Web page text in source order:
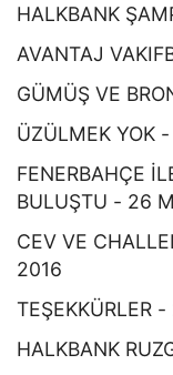
HALKBANK
AVANTAJ
GÜMÜŞ VE
ÜZÜLMEK YOK
FENERBAHÇE
BULUŞTU - 26
CEV VE
2016
TEŞEKKÜRLER
HALKBANK